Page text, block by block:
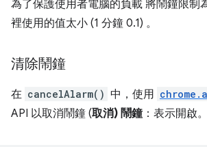
為了保護使用者電腦的負載 將鬧鐘限制
裡使用的值太小 (1 分鐘 0.1) 。
清除鬧鐘
在 cancelAlarm() 中，使用
API 以取消鬧鐘 (取消) 鬧鐘：表示開啟。